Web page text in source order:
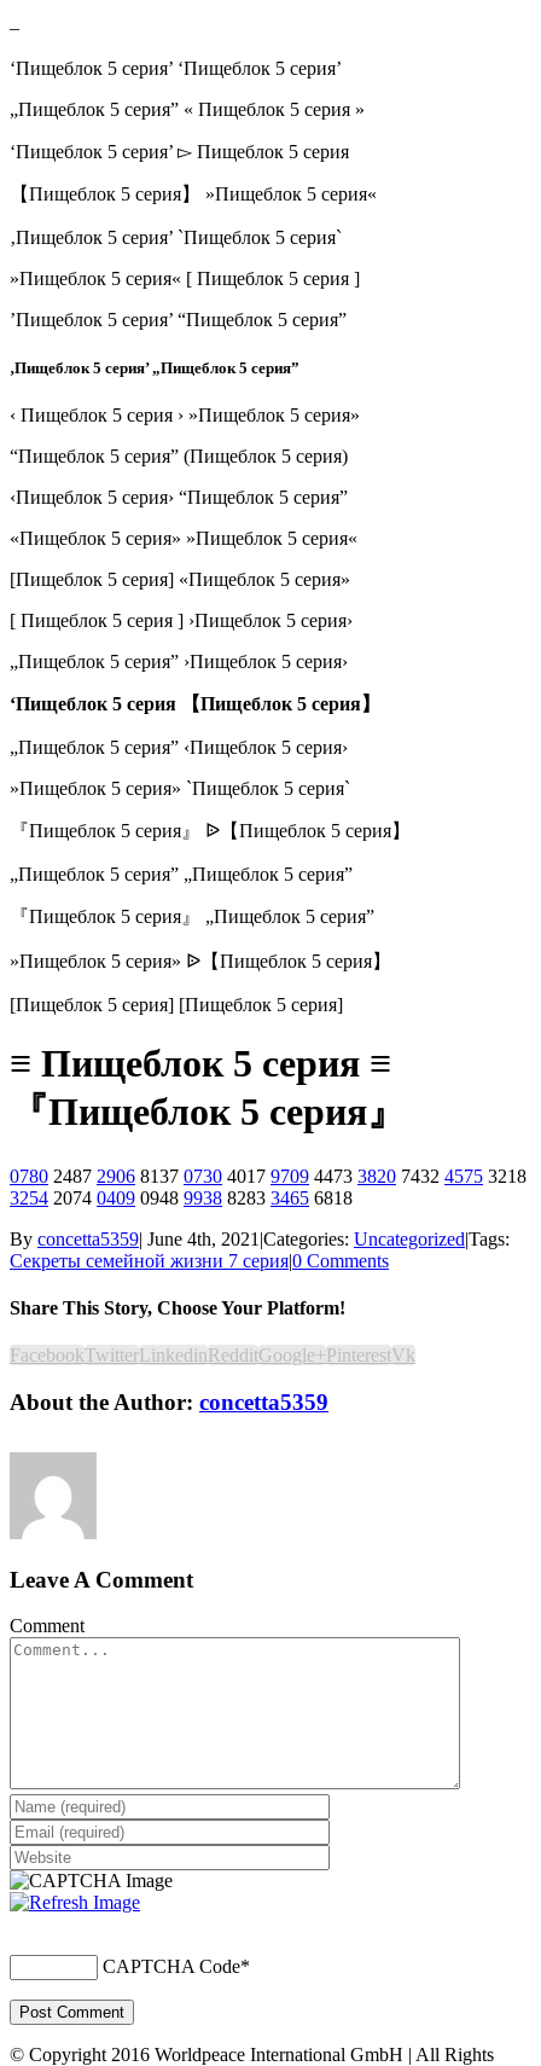
–
‘Пищеблок 5 серия’ ‘Пищеблок 5 серия’
„Пищеблок 5 серия” « Пищеблок 5 серия »
‘Пищеблок 5 серия’ ▻ Пищеблок 5 серия
【Пищеблок 5 серия】 »Пищеблок 5 серия«
‚Пищеблок 5 серия’ `Пищеблок 5 серия`
»Пищеблок 5 серия« [ Пищеблок 5 серия ]
’Пищеблок 5 серия’ “Пищеблок 5 серия”
‚Пищеблок 5 серия’ „Пищеблок 5 серия”
‹ Пищеблок 5 серия › »Пищеблок 5 серия»
“Пищеблок 5 серия” (Пищеблок 5 серия)
‹Пищеблок 5 серия› “Пищеблок 5 серия”
«Пищеблок 5 серия» »Пищеблок 5 серия«
[Пищеблок 5 серия] «Пищеблок 5 серия»
[ Пищеблок 5 серия ] ›Пищеблок 5 серия›
„Пищеблок 5 серия” ›Пищеблок 5 серия›
‘Пищеблок 5 серия 【Пищеблок 5 серия】
„Пищеблок 5 серия” ‹Пищеблок 5 серия›
»Пищеблок 5 серия» `Пищеблок 5 серия`
『Пищеблок 5 серия』 ᐉ【Пищеблок 5 серия】
„Пищеблок 5 серия” „Пищеблок 5 серия”
『Пищеблок 5 серия』 „Пищеблок 5 серия”
»Пищеблок 5 серия» ᐉ【Пищеблок 5 серия】
[Пищеблок 5 серия] [Пищеблок 5 серия]
≡ Пищеблок 5 серия ≡
『Пищеблок 5 серия』
0780 2487 2906 8137 0730 4017 9709 4473 3820 7432 4575 3218
3254 2074 0409 0948 9938 8283 3465 6818
By concetta5359| June 4th, 2021 |Categories: Uncategorized|Tags:
Секреты семейной жизни 7 серия|0 Comments
Share This Story, Choose Your Platform!
FacebookTwitterLinkedinRedditGoogle+PinterestVk
About the Author: concetta5359
Leave A Comment
Comment
CAPTCHA Code*
© Copyright 2016 Worldpeace International GmbH | All Rights